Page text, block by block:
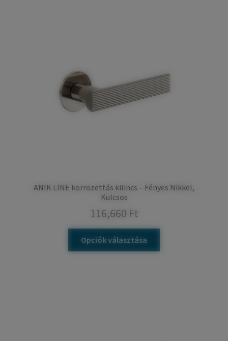
ANIK LINE körrozettás kilincs – Fényes Nikkel,
Kulcsos
116,660 Ft
Opciók választása